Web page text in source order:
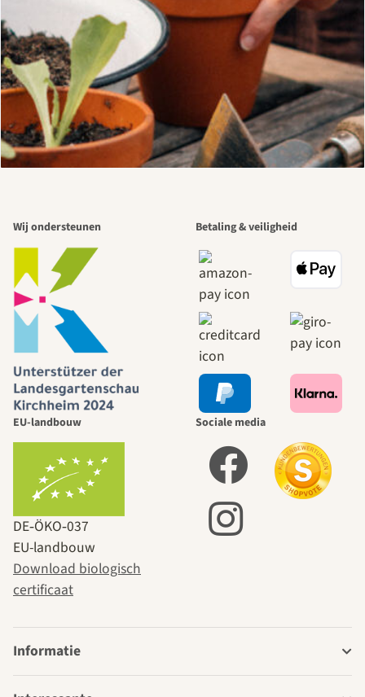
Wij ondersteunen Betaling & veiligheid
EU-landbouw
DE‑ÖKO‑037
EU-landbouw
Download biologisch
certificaat
Sociale media
Informatie